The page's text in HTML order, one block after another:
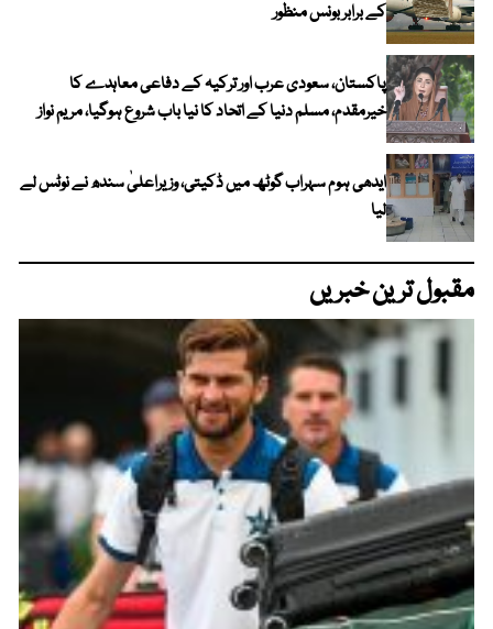
کے برابر بونس منظور
پاکستان، سعودی عرب اور ترکیہ کے دفاعی معاہدے کا
خیرمقدم، مسلم دنیا کے اتحاد کا نیا باب شروع ہوگیا، مریم نواز
ایدھی ہوم سہراب گوٹھ میں ڈکیتی، وزیراعلیٰ سندھ نے نوٹس لے
لیا
مقبول ترین خبریں